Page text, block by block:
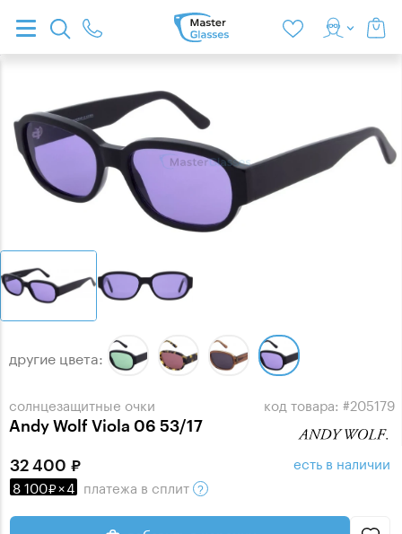
солнцезащитные очки
Andy Wolf Viola 06 53/17
код товара: #205179
другие цвета:
32 400
8 100 ×4 платежа в сплит
есть в наличии